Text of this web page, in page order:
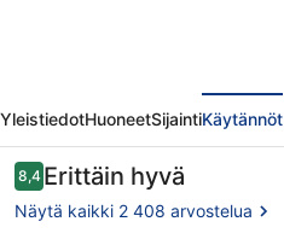
Centre
Gloucester
London
valokuvagalleria
YleistiedotHuoneetSijaintiKäytännöt
Arvostelut
8,48,4 kautta 10.
Erittäin hyvä
Näytä kaikki 2 408 arvostelua